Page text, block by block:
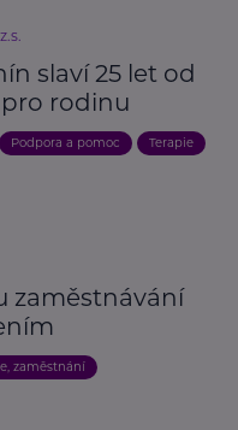
slaví 25 let od
rodinu
Podpora a pomoc Terapie
zaměstnávání
zaměstnání